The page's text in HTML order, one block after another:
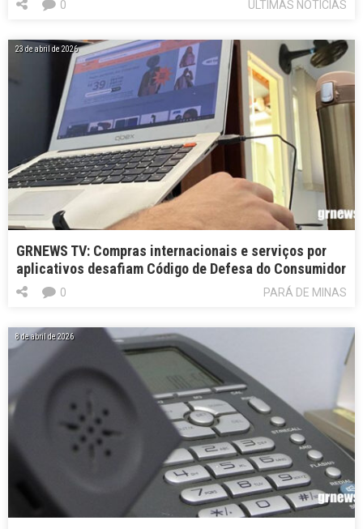
ÚLTIMAS NOTÍCIAS
0
23 de abril de 2026
GRNEWS TV: Compras internacionais e serviços por
aplicativos desafiam Código de Defesa do Consumidor
PARÁ DE MINAS
0
8 de abril de 2026